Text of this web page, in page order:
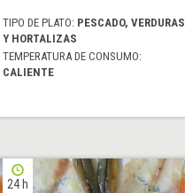
TIPO DE PLATO: PESCADO, VERDURAS
Y HORTALIZAS
TEMPERATURA DE CONSUMO:
CALIENTE
24 h